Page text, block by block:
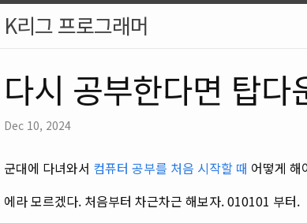
K리그 프로그래머
다시 공부한다면 탑다
Dec 10, 2024
군대에 다녀와서 컴퓨터 공부를 처음 시작할 때 어떻게 해
에라 모르겠다. 처음부터 차근차근 해보자. 010101 부터.